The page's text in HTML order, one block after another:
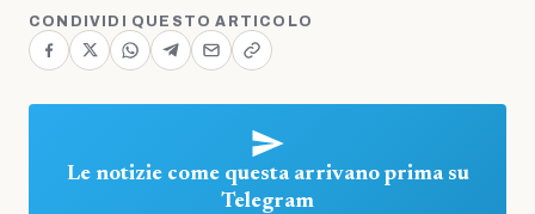
CONDIVIDI QUESTO ARTICOLO
Le notizie come questa arrivano prima su
Telegram